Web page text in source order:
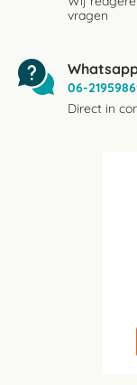
vragen
06-
Direct in